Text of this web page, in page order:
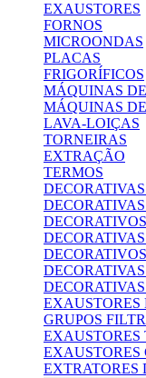
EXAUSTORES
FORNOS
MICROONDAS
PLACAS
FRIGORÍFICOS
MÁQUINAS
MÁQUINAS
LAVA-LOIÇAS
TORNEIRAS
EXTRAÇÃO
TERMOS
GRUPOS
EXAUSTORES
EXTRATORES